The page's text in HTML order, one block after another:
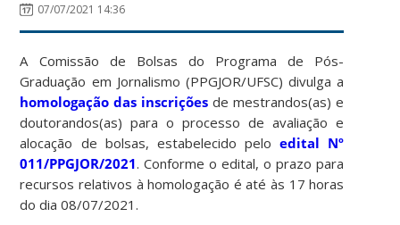
07/07/2021 14:36
A Comissão de Bolsas do Programa de Pós-
Graduação em Jornalismo (PPGJOR/UFSC) divulga a
homologação das inscrições de mestrandos(as) e
doutorandos(as) para o processo de avaliação e
alocação de bolsas, estabelecido peloedital Nº
011/PPGJOR/2021. Conforme o edital, o prazo para
recursos relativos à homologação é até às 17 horas
do dia 08/07/2021.